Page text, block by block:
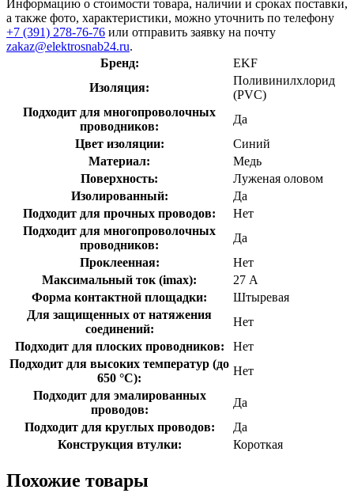
Информацию о стоимости товара, наличии и сроках поставки,
а также фото, характеристики, можно уточнить по телефону
+7 (391) 278-76-76 или отправить заявку на почту
zakaz@elektrosnab24.ru.
Бренд:
EKF
Изоляция:
Поливинилхлорид
(PVC)
Подходит для многопроволочных
проводников:
Да
Цвет изоляции:
Синий
Материал:
Медь
Поверхность:
Луженая оловом
Изолированный:
Да
Подходит для прочных проводов:
Нет
Подходит для многопроволочных
проводников:
Да
Проклеенная:
Нет
Максимальный ток (imax):
27 А
Форма контактной площадки:
Штыревая
Для защищенных от натяжения
соединений:
Нет
Подходит для плоских проводников:
Нет
Подходит для высоких температур (до
650 °C):
Нет
Подходит для эмалированных
проводов:
Да
Подходит для круглых проводов:
Да
Конструкция втулки:
Короткая
Похожие товары